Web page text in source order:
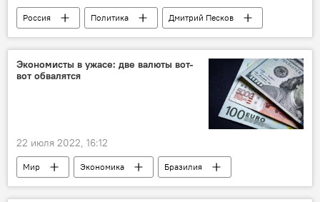
Россия Политика Дмитрий Песков
Экономисты в ужасе: две валюты вот-
вот обвалятся
22 июля 2022, 16:12
Мир Экономика
Бразилия
курсы валют